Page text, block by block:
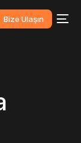
Bize Ulaşın